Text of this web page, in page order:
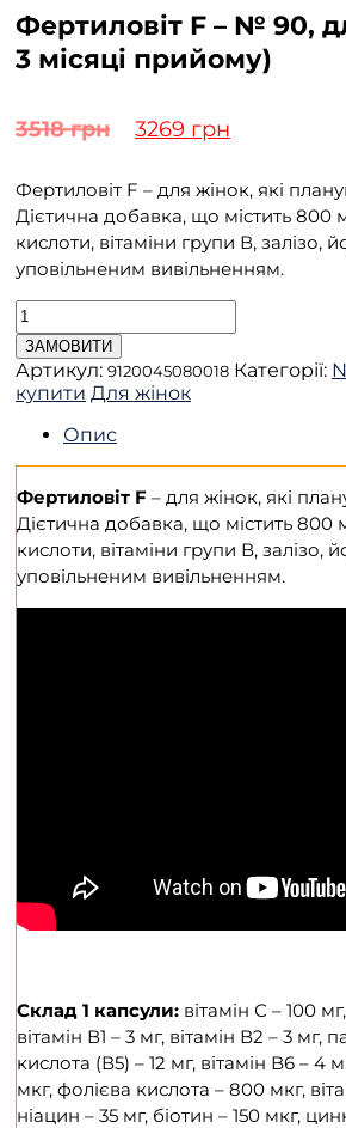
Фертиловіт F – № 90,
3 місяці прийому)
3518грн
Оригінальна
3518 грн.
3269 грн
3269
Фертиловіт F – для жінок, які
Дієтична добавка, що містить 800
кислоти, вітаміни групи В, залізо,
уповільненим вивільненням.
Фертиловіт
F
-
№
90,
жінок
(на
3
місяці
прийому)
кількість
ЗАМОВИТИ
Артикул: 9120045080018 Категорії:
купити Для жінок
Опис
Фертиловіт F – для жінок, які
Дієтична добавка, що містить 800
кислоти, вітаміни групи В, залізо,
уповільненим вивільненням.
Склад 1 капсули: вітамін С – 100
вітамін В1 – 3 мг, вітамін В2 – 3 мг,
кислота (В5) – 12 мг, вітамін В6 – 4
мкг, фолієва кислота – 800 мкг,
ніацин – 35 мг, біотин – 150 мкг,